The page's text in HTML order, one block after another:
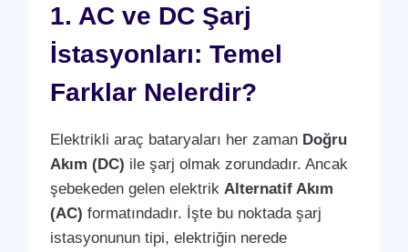
1. AC ve DC Şarj
İstasyonları: Temel
Farklar Nelerdir?
Elektrikli araç bataryaları her zaman Doğru
Akım (DC) ile şarj olmak zorundadır. Ancak
şebekeden gelen elektrik Alternatif Akım
(AC) formatındadır. İşte bu noktada şarj
istasyonunun tipi, elektriğin nerede